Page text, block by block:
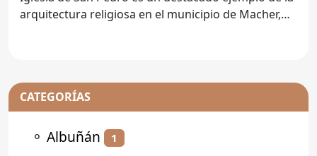
arquitectura religiosa en el municipio de Macher,
CATEGORÍAS
⚬ Albuñán 1